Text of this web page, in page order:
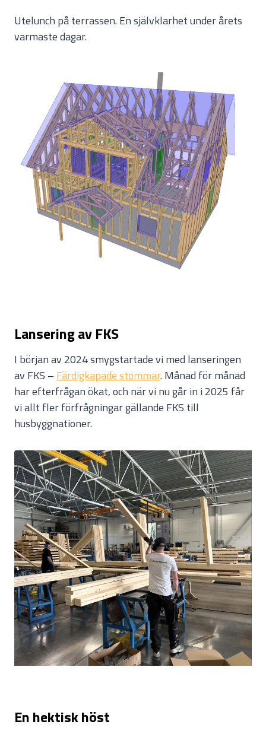
Utelunch på terrassen. En självklarhet under årets
varmaste dagar.
Lansering av FKS
I början av 2024 smygstartade vi med lanseringen
av FKS – Färdigkapade stommar. Månad för månad
har efterfrågan ökat, och när vi nu går in i 2025 får
vi allt fler förfrågningar gällande FKS till
husbyggnationer.
En hektisk höst